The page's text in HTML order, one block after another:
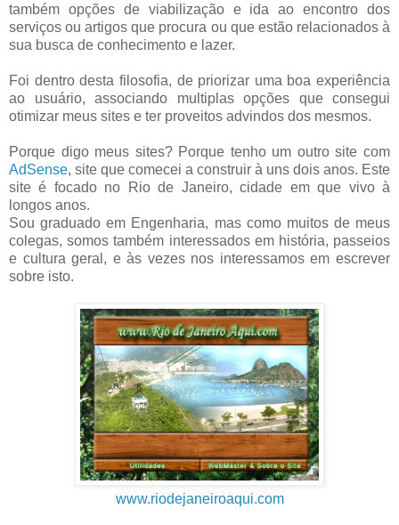
também opções de viabilização e ida ao encontro dos
serviços ou artigos que procura ou que estão relacionados à
sua busca de conhecimento e lazer.
Foi dentro desta filosofia, de priorizar uma boa experiência
ao usuário, associando multiplas opções que consegui
otimizar meus sites e ter proveitos advindos dos mesmos.
Porque digo meus sites? Porque tenho um outro site com
AdSense, site que comecei a construir à uns dois anos. Este
site é focado no Rio de Janeiro, cidade em que vivo à
longos anos.
Sou graduado em Engenharia, mas como muitos de meus
colegas, somos também interessados em história, passeios
e cultura geral, e às vezes nos interessamos em escrever
sobre isto.
www.riodejaneiroaqui.com